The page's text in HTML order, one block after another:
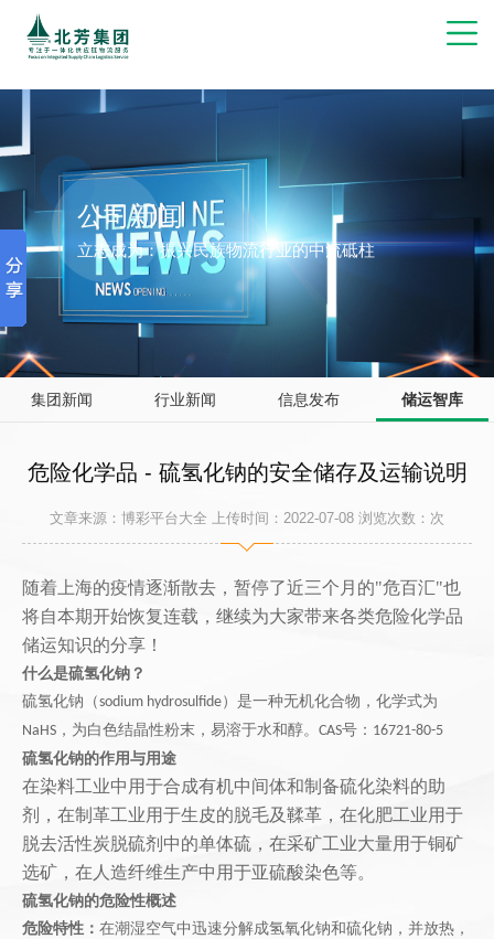
博彩网站推荐
公司新闻
立志成为：振兴民族物流行业的中流砥柱
集团新闻 行业新闻 信息发布 储运智库
危险化学品 - 硫氢化钠的安全储存及运输说明
文章来源：博彩平台大全 上传时间：2022-07-08 浏览次数： 次
随着上海的疫情逐渐散去，暂停了近三个月的"危百汇"也
将自本期开始恢复连载，继续为大家带来各类危险化学品
储运知识的分享！
什么是硫氢化钠？
硫氢化钠（sodium hydrosulfide） 是一种无机化合物，化学式为
NaHS ，为白色结晶性粉末，易溶于水和醇。 CAS号： 16721-80-5
硫氢化钠的作用与用途
在染料工业中用于合成有机中间体和制备硫化染料的助
剂，在制革工业用于生皮的脱毛及鞣革，在化肥工业用于
脱去活性炭脱硫剂中的单体硫，在采矿工业大量用于铜矿
选矿，在人造纤维生产中用于亚硫酸染色等。
硫氢化钠的危险性概述
危险特性： 在潮湿空气中迅速分解成氢氧化钠和硫化钠，并放热，